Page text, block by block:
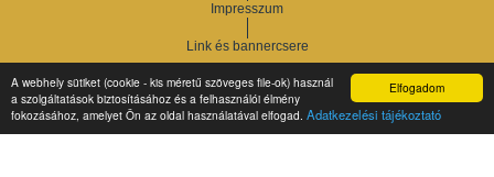
Elfogadom
A webhely sütiket (cookie - kis méretű szöveges file-ok) használ
a szolgáltatások biztosításához és a felhasználói élmény
fokozásához, amelyet Ön az oldal használatával elfogad. Adatkezelési tájékoztató
Impresszum
Link és bannercsere
Copyright © 2021.Vár-Köz Kft. - Ingatlan nyilvántartó, ügyviteli és
adminisztrációs szoftver